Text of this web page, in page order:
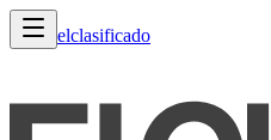
elclasificado